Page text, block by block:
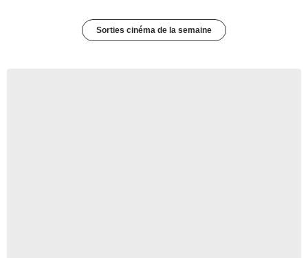
Sorties cinéma de la semaine